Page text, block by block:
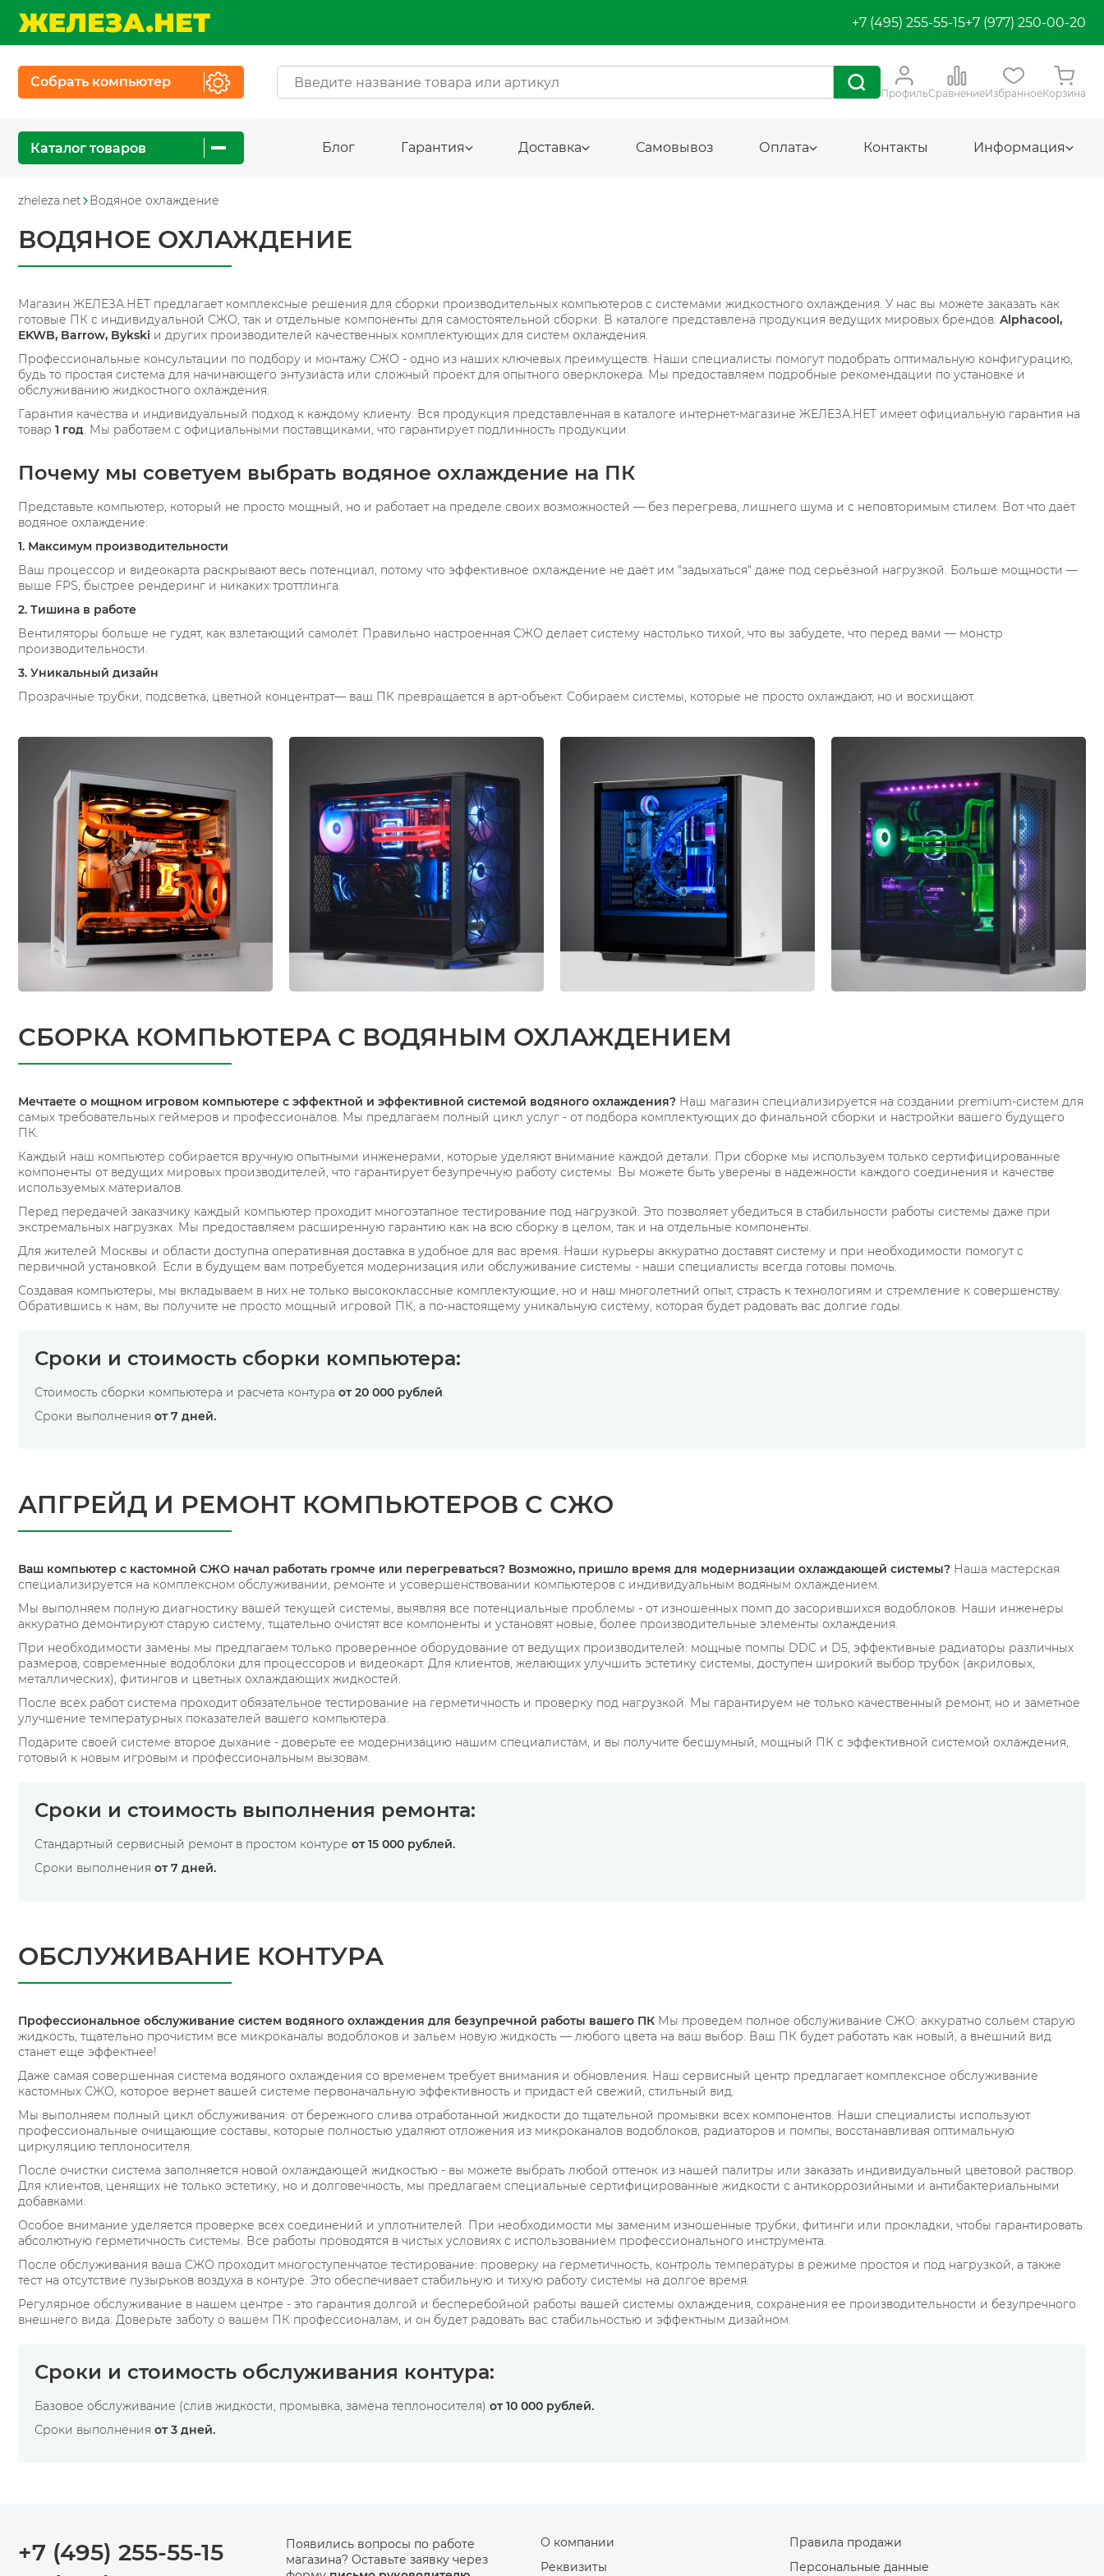
+7 (495) 255-55-15+7 (977) 250-00-20
Собрать компьютер
ПрофильСравнениеИзбранноеКорзина
Каталог товаров Блог Гарантия Доставка Самовывоз Оплата Контакты Информация
zheleza.net Водяное охлаждение
ВОДЯНОЕ ОХЛАЖДЕНИЕ
Магазин ЖЕЛЕЗА.НЕТ предлагает комплексные решения для сборки производительных компьютеров с системами жидкостного охлаждения. У нас вы можете заказать как
готовые ПК с индивидуальной СЖО, так и отдельные компоненты для самостоятельной сборки. В каталоге представлена продукция ведущих мировых брендов: Alphacool,
EKWB, Barrow, Bykski и других производителей качественных комплектующих для систем охлаждения.
Профессиональные консультации по подбору и монтажу СЖО - одно из наших ключевых преимуществ. Наши специалисты помогут подобрать оптимальную конфигурацию,
будь то простая система для начинающего энтузиаста или сложный проект для опытного оверклокера. Мы предоставляем подробные рекомендации по установке и
обслуживанию жидкостного охлаждения.
Гарантия качества и индивидуальный подход к каждому клиенту. Вся продукция представленная в каталоге интернет-магазине ЖЕЛЕЗА.НЕТ имеет официальную гарантия на
товар 1 год. Мы работаем с официальными поставщиками, что гарантирует подлинность продукции.
Почему мы советуем выбрать водяное охлаждение на ПК
Представьте компьютер, который не просто мощный, но и работает на пределе своих возможностей — без перегрева, лишнего шума и с неповторимым стилем. Вот что даёт
водяное охлаждение:
1. Максимум производительности
Ваш процессор и видеокарта раскрывают весь потенциал, потому что эффективное охлаждение не даёт им "задыхаться" даже под серьёзной нагрузкой. Больше мощности —
выше FPS, быстрее рендеринг и никаких троттлинга.
2. Тишина в работе
Вентиляторы больше не гудят, как взлетающий самолёт. Правильно настроенная СЖО делает систему настолько тихой, что вы забудете, что перед вами — монстр
производительности.
3. Уникальный дизайн
Прозрачные трубки, подсветка, цветной концентрат— ваш ПК превращается в арт-объект. Собираем системы, которые не просто охлаждают, но и восхищают.
СБОРКА КОМПЬЮТЕРА С ВОДЯНЫМ ОХЛАЖДЕНИЕМ
Мечтаете о мощном игровом компьютере с эффектной и эффективной системой водяного охлаждения? Наш магазин специализируется на создании premium-систем для
самых требовательных геймеров и профессионалов. Мы предлагаем полный цикл услуг - от подбора комплектующих до финальной сборки и настройки вашего будущего
ПК.
Каждый наш компьютер собирается вручную опытными инженерами, которые уделяют внимание каждой детали. При сборке мы используем только сертифицированные
компоненты от ведущих мировых производителей, что гарантирует безупречную работу системы. Вы можете быть уверены в надежности каждого соединения и качестве
используемых материалов.
Перед передачей заказчику каждый компьютер проходит многоэтапное тестирование под нагрузкой. Это позволяет убедиться в стабильности работы системы даже при
экстремальных нагрузках. Мы предоставляем расширенную гарантию как на всю сборку в целом, так и на отдельные компоненты.
Для жителей Москвы и области доступна оперативная доставка в удобное для вас время. Наши курьеры аккуратно доставят систему и при необходимости помогут с
первичной установкой. Если в будущем вам потребуется модернизация или обслуживание системы - наши специалисты всегда готовы помочь.
Создавая компьютеры, мы вкладываем в них не только высококлассные комплектующие, но и наш многолетний опыт, страсть к технологиям и стремление к совершенству.
Обратившись к нам, вы получите не просто мощный игровой ПК, а по-настоящему уникальную систему, которая будет радовать вас долгие годы.
Сроки и стоимость сборки компьютера:
Стоимость сборки компьютера и расчета контура от 20 000 рублей.
Сроки выполнения от 7 дней.
АПГРЕЙД И РЕМОНТ КОМПЬЮТЕРОВ С СЖО
Ваш компьютер с кастомной СЖО начал работать громче или перегреваться? Возможно, пришло время для модернизации охлаждающей системы? Наша мастерская
специализируется на комплексном обслуживании, ремонте и усовершенствовании компьютеров с индивидуальным водяным охлаждением.
Мы выполняем полную диагностику вашей текущей системы, выявляя все потенциальные проблемы - от изношенных помп до засорившихся водоблоков. Наши инженеры
аккуратно демонтируют старую систему, тщательно очистят все компоненты и установят новые, более производительные элементы охлаждения.
При необходимости замены мы предлагаем только проверенное оборудование от ведущих производителей: мощные помпы DDC и D5, эффективные радиаторы различных
размеров, современные водоблоки для процессоров и видеокарт. Для клиентов, желающих улучшить эстетику системы, доступен широкий выбор трубок (акриловых,
металлических), фитингов и цветных охлаждающих жидкостей.
После всех работ система проходит обязательное тестирование на герметичность и проверку под нагрузкой. Мы гарантируем не только качественный ремонт, но и заметное
улучшение температурных показателей вашего компьютера.
Подарите своей системе второе дыхание - доверьте ее модернизацию нашим специалистам, и вы получите бесшумный, мощный ПК с эффективной системой охлаждения,
готовый к новым игровым и профессиональным вызовам.
Сроки и стоимость выполнения ремонта:
Стандартный сервисный ремонт в простом контуре от 15 000 рублей.
Сроки выполнения от 7 дней.
ОБСЛУЖИВАНИЕ КОНТУРА
Профессиональное обслуживание систем водяного охлаждения для безупречной работы вашего ПК Мы проведем полное обслуживание СЖО: аккуратно сольем старую
жидкость, тщательно прочистим все микроканалы водоблоков и зальем новую жидкость — любого цвета на ваш выбор. Ваш ПК будет работать как новый, а внешний вид
станет еще эффектнее!
Даже самая совершенная система водяного охлаждения со временем требует внимания и обновления. Наш сервисный центр предлагает комплексное обслуживание
кастомных СЖО, которое вернет вашей системе первоначальную эффективность и придаст ей свежий, стильный вид.
Мы выполняем полный цикл обслуживания: от бережного слива отработанной жидкости до тщательной промывки всех компонентов. Наши специалисты используют
профессиональные очищающие составы, которые полностью удаляют отложения из микроканалов водоблоков, радиаторов и помпы, восстанавливая оптимальную
циркуляцию теплоносителя.
После очистки система заполняется новой охлаждающей жидкостью - вы можете выбрать любой оттенок из нашей палитры или заказать индивидуальный цветовой раствор.
Для клиентов, ценящих не только эстетику, но и долговечность, мы предлагаем специальные сертифицированные жидкости с антикоррозийными и антибактериальными
добавками.
Особое внимание уделяется проверке всех соединений и уплотнителей. При необходимости мы заменим изношенные трубки, фитинги или прокладки, чтобы гарантировать
абсолютную герметичность системы. Все работы проводятся в чистых условиях с использованием профессионального инструмента.
После обслуживания ваша СЖО проходит многоступенчатое тестирование: проверку на герметичность, контроль температуры в режиме простоя и под нагрузкой, а также
тест на отсутствие пузырьков воздуха в контуре. Это обеспечивает стабильную и тихую работу системы на долгое время.
Регулярное обслуживание в нашем центре - это гарантия долгой и бесперебойной работы вашей системы охлаждения, сохранения ее производительности и безупречного
внешнего вида. Доверьте заботу о вашем ПК профессионалам, и он будет радовать вас стабильностью и эффектным дизайном.
Сроки и стоимость обслуживания контура:
Базовое обслуживание (слив жидкости, промывка, замена теплоносителя) от 10 000 рублей.
Сроки выполнения от 3 дней.
+7 (495) 255-55-15
Появились вопросы по работе
магазина? Оставьте заявку через
О компании
Реквизиты
Правила продажи
Персональные данные